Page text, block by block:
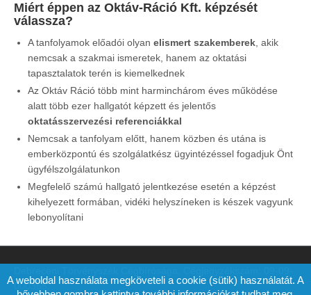
Miért éppen az Oktáv-Ráció Kft. képzését
válassza?
A tanfolyamok előadói olyan elismert szakemberek, akik
nemcsak a szakmai ismeretek, hanem az oktatási
tapasztalatok terén is kiemelkednek
Az Oktáv Ráció több mint harminchárom éves működése
alatt több ezer hallgatót képzett és jelentős
oktatásszervezési referenciákkal
Nemcsak a tanfolyam előtt, hanem közben és utána is
emberközpontú és szolgálatkész ügyintézéssel fogadjuk Önt
ügyfélszolgálatunkon
Megfelelő számú hallgató jelentkezése esetén a képzést
kihelyezett formában, vidéki helyszíneken is készek vagyunk
lebonyolítani
000365,
A weboldal használata megköveteli a cookie (sütik) használatát. A